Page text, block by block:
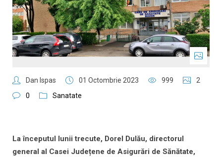
Dan Ispas 01 Octombrie 2023 999
2
0
Sanatate
La începutul lunii trecute, Dorel Dulău, directorul
general al Casei Județene de Asigurări de Sănătate,